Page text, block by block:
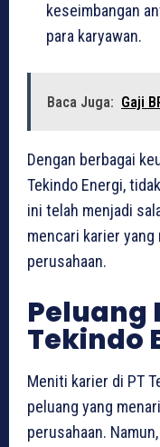
keseimbangan
para karyawan.
Baca Juga: Gaji
Dengan berbagai
Tekindo Energi,
ini telah menjadi
mencari karier
perusahaan.
Peluang
Tekindo
Meniti karier di PT
peluang yang
perusahaan.